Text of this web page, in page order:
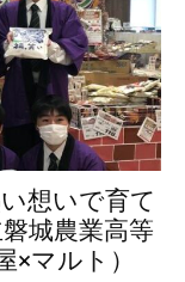
想いで育て
城農業高等
×マルト）